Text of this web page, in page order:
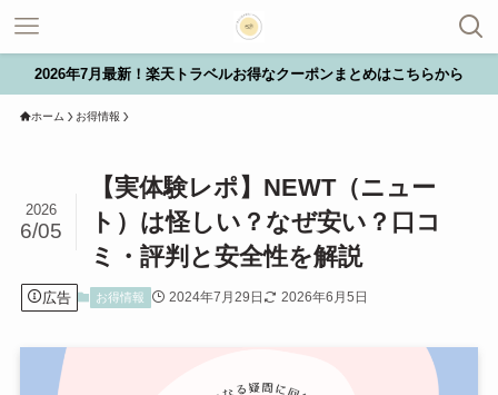
2026年7月最新！楽天トラベルお得なクーポンまとめはこちらから
ホーム お得情報
【実体験レポ】NEWT（ニュー
ト）は怪しい？なぜ安い？口コ
ミ・評判と安全性を解説
2026
6/05
広告 お得情報 2024年7月29日 2026年6月5日